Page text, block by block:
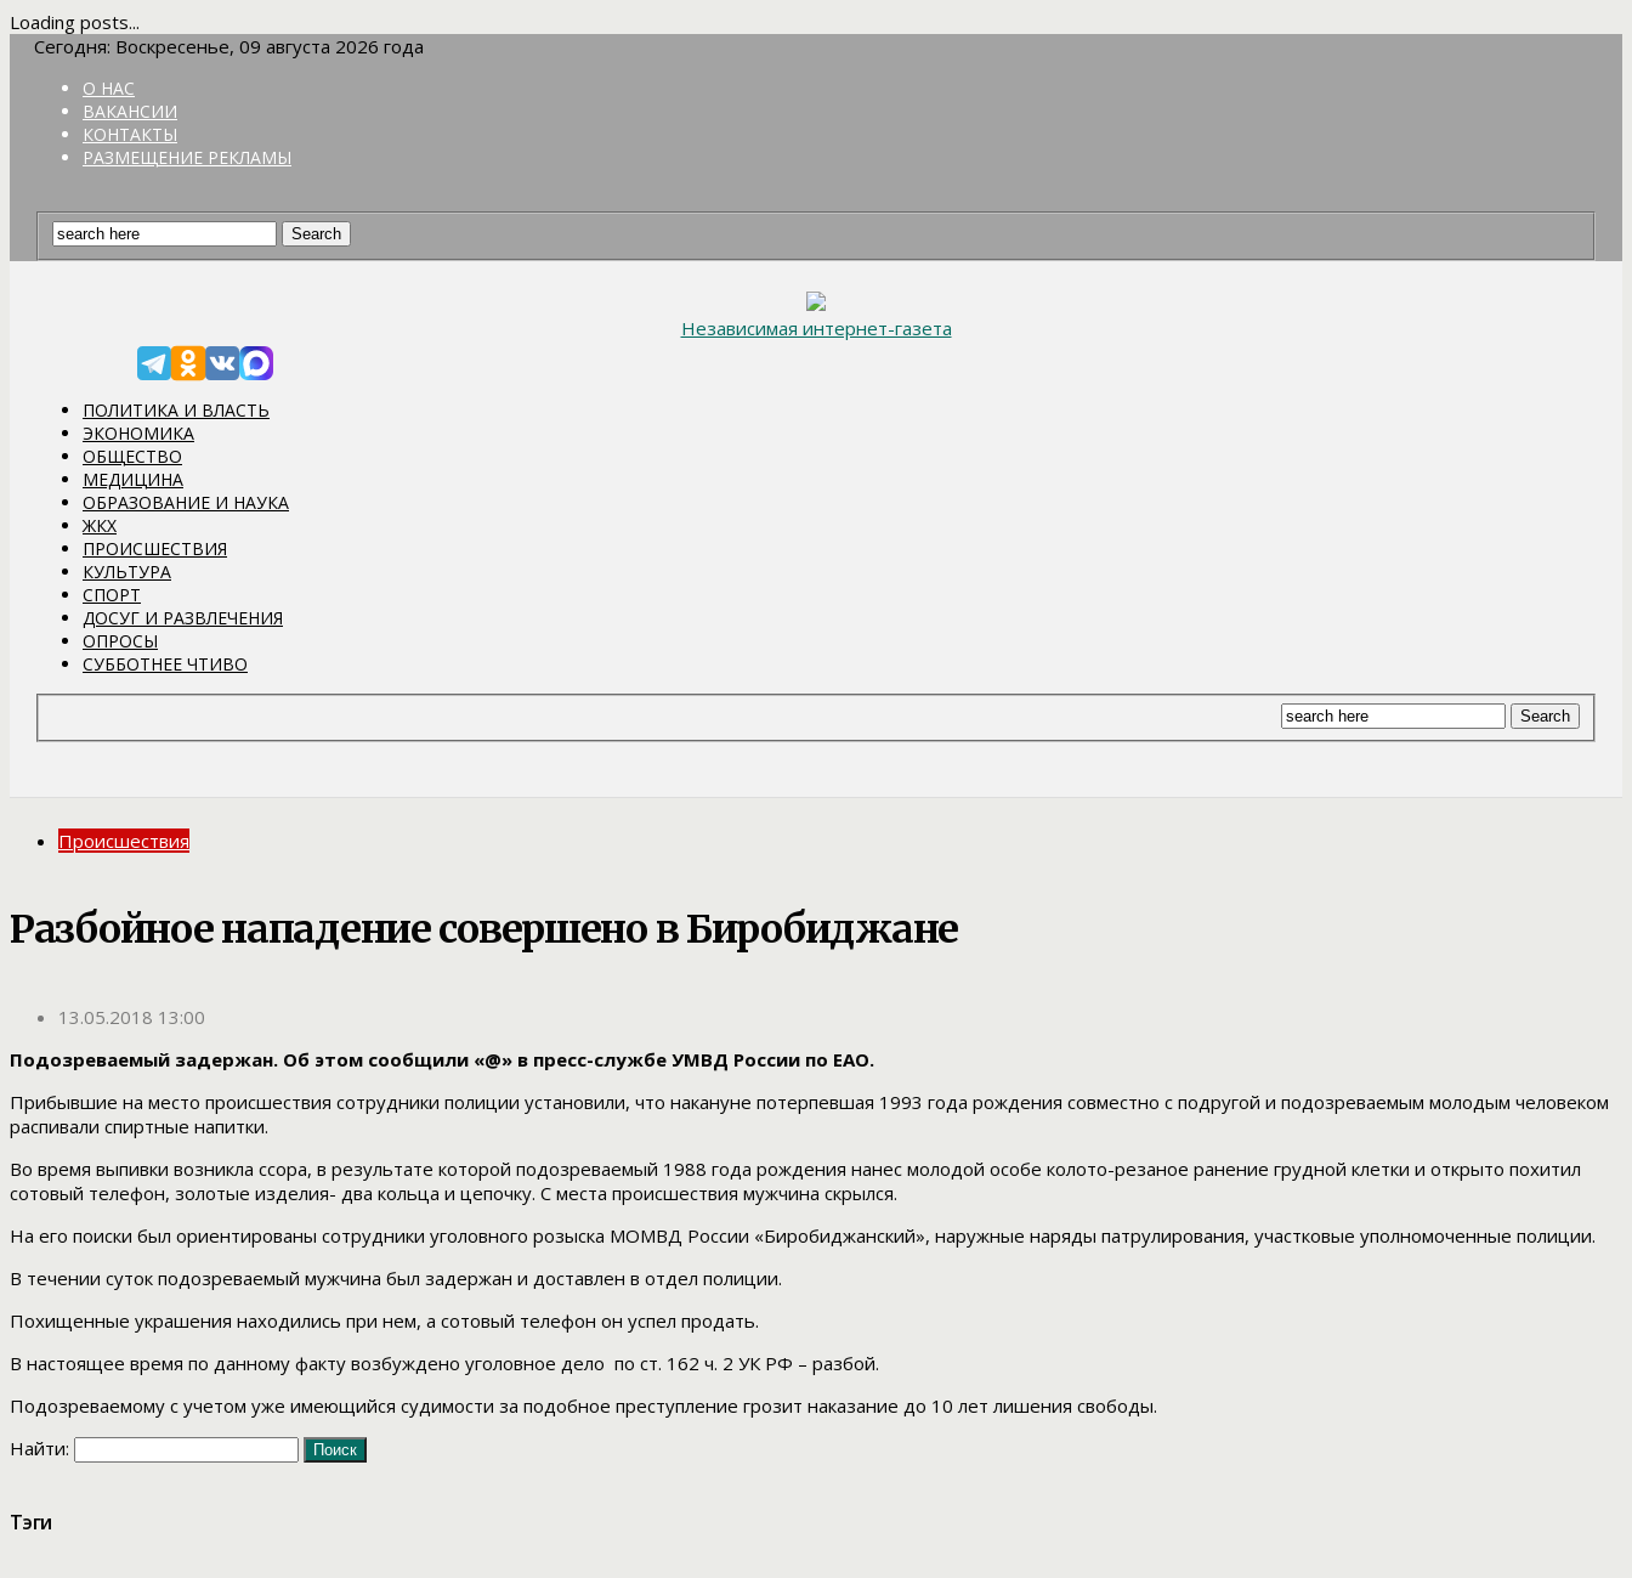
Loading posts...
Сегодня: Воскресенье, 09 августа 2026 года
О НАС
ВАКАНСИИ
КОНТАКТЫ
РАЗМЕЩЕНИЕ РЕКЛАМЫ
Независимая интернет-газета
ПОЛИТИКА И ВЛАСТЬ
ЭКОНОМИКА
ОБЩЕСТВО
МЕДИЦИНА
ОБРАЗОВАНИЕ И НАУКА
ЖКХ
ПРОИСШЕСТВИЯ
КУЛЬТУРА
СПОРТ
ДОСУГ И РАЗВЛЕЧЕНИЯ
ОПРОСЫ
СУББОТНЕЕ ЧТИВО
Происшествия
Разбойное нападение совершено в Биробиджане
13.05.2018 13:00
Подозреваемый задержан. Об этом сообщили «@» в пресс-службе УМВД России по ЕАО.
Прибывшие на место происшествия сотрудники полиции установили, что накануне потерпевшая 1993 года рождения совместно с подругой и подозреваемым молодым человеком
распивали спиртные напитки.
Во время выпивки возникла ссора, в результате которой подозреваемый 1988 года рождения нанес молодой особе колото-резаное ранение грудной клетки и открыто похитил
сотовый телефон, золотые изделия- два кольца и цепочку. С места происшествия мужчина скрылся.
На его поиски был ориентированы сотрудники уголовного розыска МОМВД России «Биробиджанский», наружные наряды патрулирования, участковые уполномоченные полиции.
В течении суток подозреваемый мужчина был задержан и доставлен в отдел полиции.
Похищенные украшения находились при нем, а сотовый телефон он успел продать.
В настоящее время по данному факту возбуждено уголовное дело по ст. 162 ч. 2 УК РФ – разбой.
Подозреваемому с учетом уже имеющийся судимости за подобное преступление грозит наказание до 10 лет лишения свободы.
Найти:
Тэги